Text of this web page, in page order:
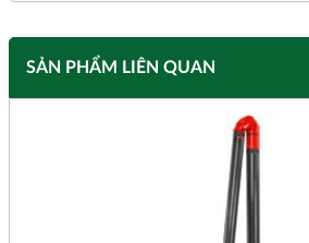
SẢN PHẨM LIÊN QUAN